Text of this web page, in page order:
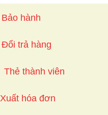
Bảo hành
Đổi trả hàng
Thẻ thành viên
Xuất hóa đơn